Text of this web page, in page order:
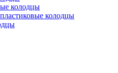
колодцы
колодцы